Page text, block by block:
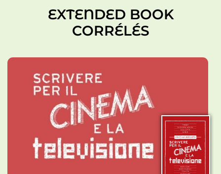
EXTENDED BOOK
CORRÉLÉS